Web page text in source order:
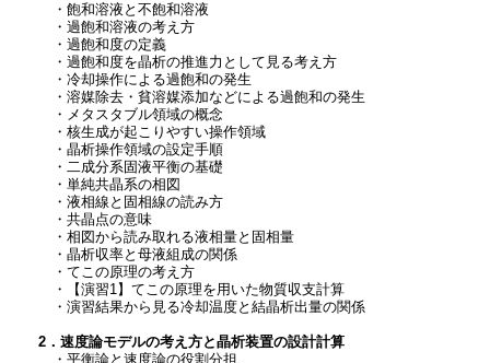
・飽和溶液と不飽和溶液
・過飽和溶液の考え方
・過飽和度の定義
・過飽和度を晶析の推進力として見る考え方
・冷却操作による過飽和の発生
・溶媒除去・貧溶媒添加などによる過飽和の発生
・メタスタブル領域の概念
・核生成が起こりやすい操作領域
・晶析操作領域の設定手順
・二成分系固液平衡の基礎
・単純共晶系の相図
・液相線と固相線の読み方
・共晶点の意味
・相図から読み取れる液相量と固相量
・晶析収率と母液組成の関係
・てこの原理の考え方
・【演習1】てこの原理を用いた物質収支計算
・演習結果から見る冷却温度と結晶析出量の関係
2．速度論モデルの考え方と晶析装置の設計計算
・平衡論と速度論の役割分担